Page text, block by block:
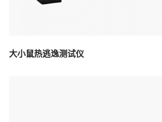
大小鼠热逃逸测试仪